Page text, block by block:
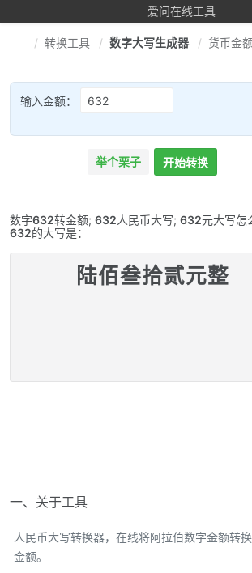
爱问在线工具
转换工具 数字大写生成器 货币金
输入金额：
举个栗子 开始转换
数字632转金额; 632人民币大写; 632元大写怎
632的大写是：
陆佰叁拾贰元整
一、关于工具
人民币大写转换器，在线将阿拉伯数字金额转
金额。